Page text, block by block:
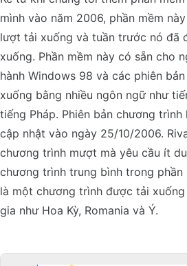
mình vào năm 2006, phần mềm
lượt tải xuống và tuần trước nó đã
xuống. Phần mềm này có sẵn cho
hành Windows 98 và các phiên
xuống bằng nhiều ngôn ngữ như
tiếng Pháp. Phiên bản chương
cập nhật vào ngày 25/10/2006.
chương trình mượt mà yêu cầu ít
chương trình trung bình trong phần
là một chương trình được tải
gia như Hoa Kỳ, Romania và Ý.